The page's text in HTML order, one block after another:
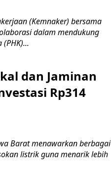
(Kemnaker) bersama
dalam mendukung
dan Jaminan
Rp314
Barat menawarkan berbagai
listrik guna menarik lebih